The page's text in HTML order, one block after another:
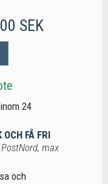
SEK
inom 24
FÅ FRI
max
och